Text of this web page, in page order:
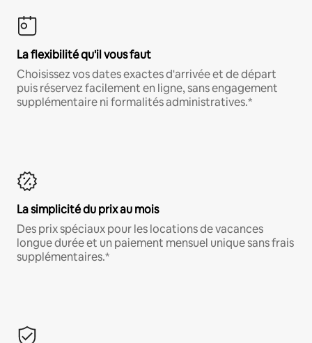
La flexibilité qu'il vous faut
Choisissez vos dates exactes d'arrivée et de départ
puis réservez facilement en ligne, sans engagement
supplémentaire ni formalités administratives.*
La simplicité du prix au mois
Des prix spéciaux pour les locations de vacances
longue durée et un paiement mensuel unique sans frais
supplémentaires.*